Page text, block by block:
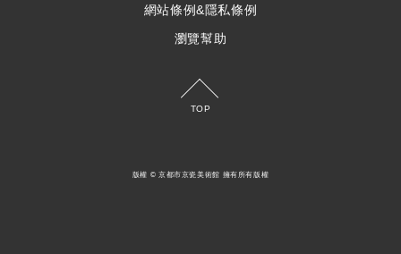
網站條例&隱私條例
瀏覽幫助
TOP
版權 © 京都市京瓷美術館 擁有所有版權